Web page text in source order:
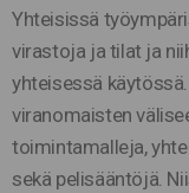
Yhteisissä
virastoja ja tilat ja
yhteisessä
viranomaisten
toimintamalleja,
sekä pelisääntöjä.